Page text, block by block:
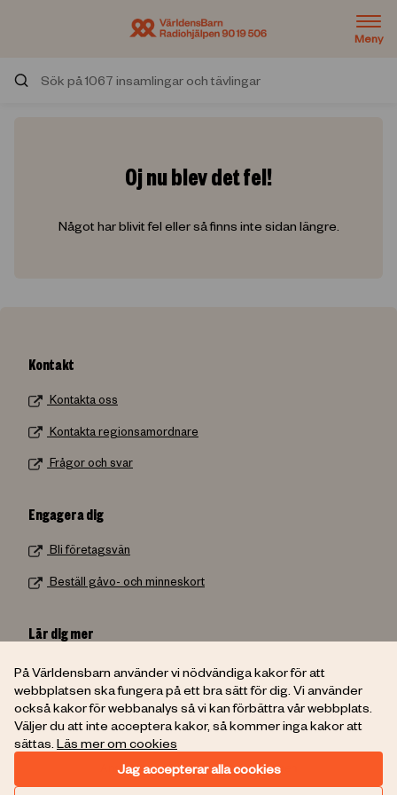
Meny
Sök på insamlingar och tävlingar
Oj nu blev det fel!
Något har blivit fel eller så finns inte sidan längre.
Kontakt
Kontakta oss
Kontakta regionsamordnare
Frågor och svar
Engagera dig
Bli företagsvän
Beställ gåvo- och minneskort
Lär dig mer
Beställ material
Skolmaterial från UR
CopyrightVärldens Barn
Ansvarig utgivare: Kristina Henschen
På Världensbarn använder vi nödvändiga kakor för att
webbplatsen ska fungera på ett bra sätt för dig. Vi använder
också kakor för webbanalys så vi kan förbättra vår webbplats.
Väljer du att inte acceptera kakor, så kommer inga kakor att
sättas. Läs mer om cookies
Jag accepterar alla cookies